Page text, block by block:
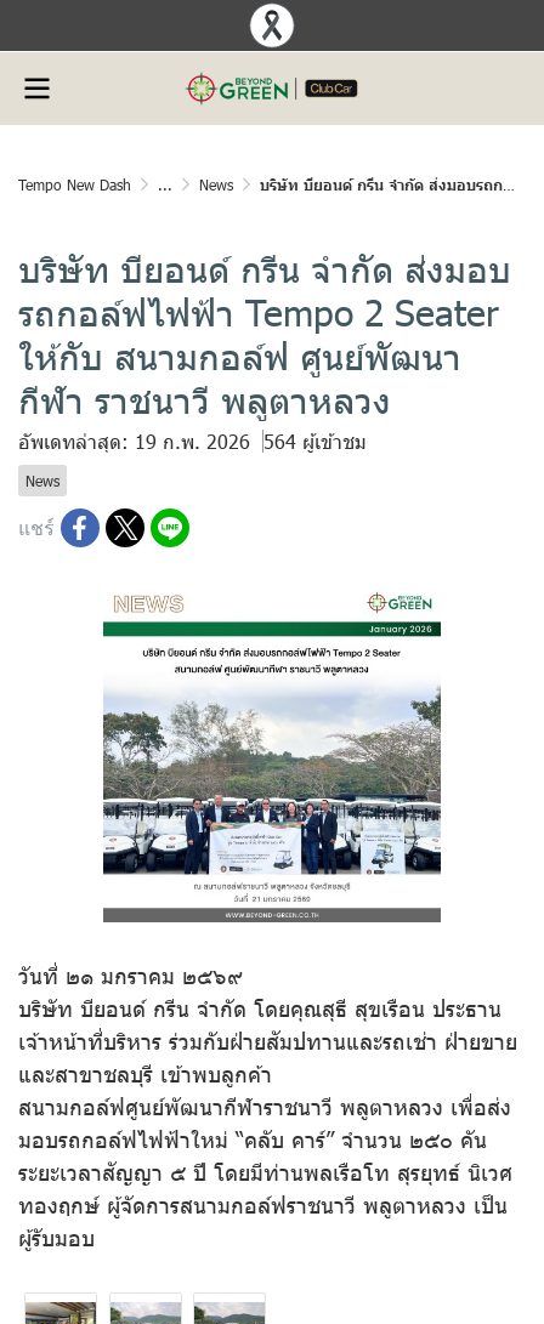
Tempo New Dash ... News บริษัท บียอนด์ กรีน จำกัด ส่งมอบรถกอล์ฟไฟฟ้า Tempo 2 Seater ให้กับ สนามกอล์ฟ ศูนย์พัฒนากีฬา ราชนาวี พลูตาหลวง
บริษัท บียอนด์ กรีน จำกัด ส่งมอบ
รถกอล์ฟไฟฟ้า Tempo 2 Seater
ให้กับ สนามกอล์ฟ ศูนย์พัฒนา
กีฬา ราชนาวี พลูตาหลวง
อัพเดทล่าสุด: 19 ก.พ. 2026 564 ผู้เข้าชม
News
แชร์
วันที่ ๒๑ มกราคม ๒๕๖๙
บริษัท บียอนด์ กรีน จำกัด โดยคุณสุธี สุขเรือน ประธาน
เจ้าหน้าที่บริหาร ร่วมกับฝ่ายสัมปทานและรถเช่า ฝ่ายขาย
และสาขาชลบุรี เข้าพบลูกค้า
สนามกอล์ฟศูนย์พัฒนากีฬาราชนาวี พลูตาหลวง เพื่อส่ง
มอบรถกอล์ฟไฟฟ้าใหม่ “คลับ คาร์” จำนวน ๒๕๐ คัน
ระยะเวลาสัญญา ๕ ปี โดยมีท่านพลเรือโท สุรยุทธ์ นิเวศ
ทองฤกษ์ ผู้จัดการสนามกอล์ฟราชนาวี พลูตาหลวง เป็น
ผู้รับมอบ